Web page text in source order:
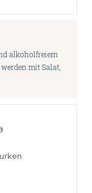
alkoholfreiem
mit Salat,